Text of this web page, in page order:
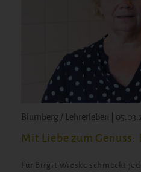
Blumberg / Lehrerleben |
Mit Liebe zum
Für Birgit Wieske schmeckt